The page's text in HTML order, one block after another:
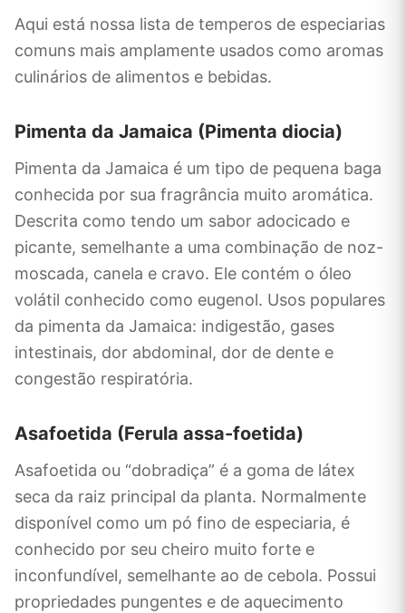
Aqui está nossa lista de temperos de especiarias
comuns mais amplamente usados ​​como aromas
culinários de alimentos e bebidas.
Pimenta da Jamaica (Pimenta diocia)
Pimenta da Jamaica é um tipo de pequena baga
conhecida por sua fragrância muito aromática.
Descrita como tendo um sabor adocicado e
picante, semelhante a uma combinação de noz-
moscada, canela e cravo. Ele contém o óleo
volátil conhecido como eugenol. Usos populares
da pimenta da Jamaica: indigestão, gases
intestinais, dor abdominal, dor de dente e
congestão respiratória.
Asafoetida (Ferula assa-foetida)
Asafoetida ou “dobradiça” é a goma de látex
seca da raiz principal da planta. Normalmente
disponível como um pó fino de especiaria, é
conhecido por seu cheiro muito forte e
inconfundível, semelhante ao de cebola. Possui
propriedades pungentes e de aquecimento